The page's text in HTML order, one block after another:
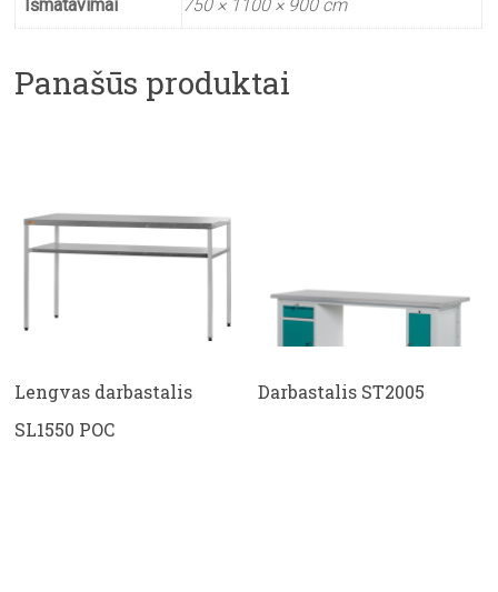
Išmatavimai 750 × 1100 × 900 cm
Panašūs produktai
Lengvas darbastalis
SL1550 POC
Darbastalis ST2005